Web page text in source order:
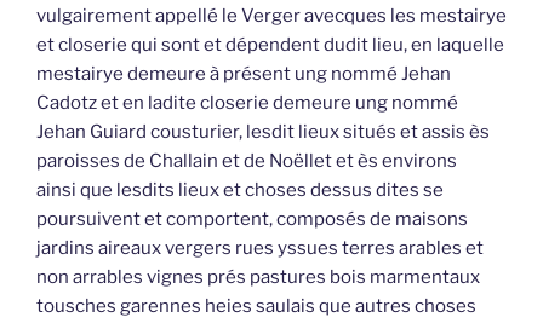
vulgairement appellé le Verger avecques les mestairye
et closerie qui sont et dépendent dudit lieu, en laquelle
mestairye demeure à présent ung nommé Jehan
Cadotz et en ladite closerie demeure ung nommé
Jehan Guiard cousturier, lesdit lieux situés et assis ès
paroisses de Challain et de Noëllet et ès environs
ainsi que lesdits lieux et choses dessus dites se
poursuivent et comportent, composés de maisons
jardins aireaux vergers rues yssues terres arables et
non arrables vignes prés pastures bois marmentaux
tousches garennes heies saulais que autres choses